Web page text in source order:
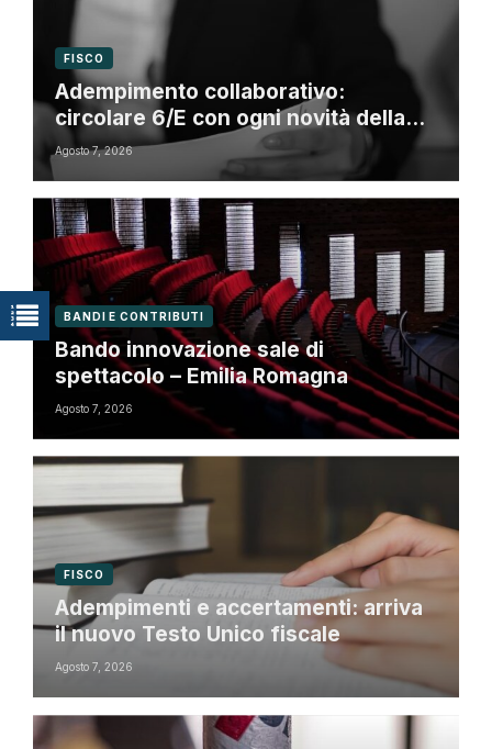
FISCO
Adempimento collaborativo:
circolare 6/E con ogni novità della
riforma fiscale
Agosto 7, 2026
BANDI E CONTRIBUTI
Bando innovazione sale di
spettacolo – Emilia Romagna
Agosto 7, 2026
FISCO
Adempimenti e accertamenti: arriva
il nuovo Testo Unico fiscale
Agosto 7, 2026